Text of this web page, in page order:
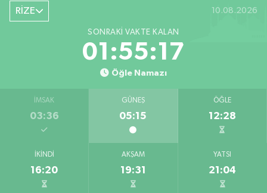
RİZE 10.08.2026
SONRAKI VAKTE KALAN
01:55:16
Öğle Namazı
İMSAK
03:36
GÜNEŞ
05:15
ÖĞLE
12:28
İKINDI
16:20
AKŞAM
19:31
YATSI
21:04